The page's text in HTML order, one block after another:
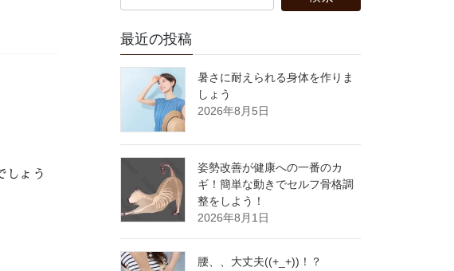
しょう
最近の投稿
暑さに耐えられる身体を作りま
しょう
2026年8月5日
姿勢改善が健康への一番のカ
ギ！簡単な動きでセルフ骨格調
整をしよう！
2026年8月1日
腰、、大丈夫((+_+))！？